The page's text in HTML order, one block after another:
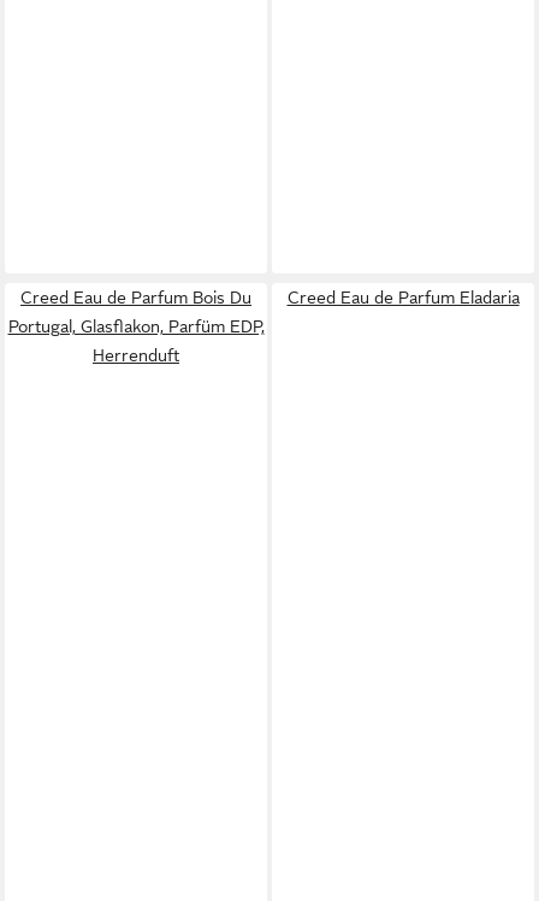
Creed Eau de Parfum Bois Du
Portugal, Glasflakon, Parfüm EDP,
Herrenduft
Creed Eau de Parfum Eladaria